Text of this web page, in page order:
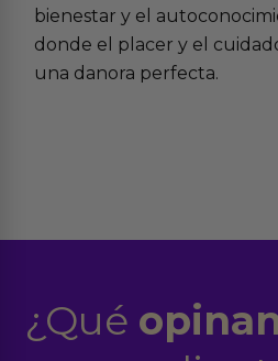
bienestar y el
donde el placer y el
una danora perfecta.
¿Qué